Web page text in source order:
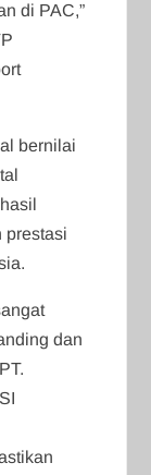
di PAC,”
bernilai
prestasi
dan